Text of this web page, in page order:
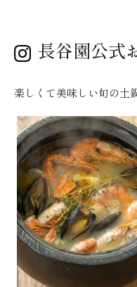
長谷園公式
楽しくて美味しい旬の土